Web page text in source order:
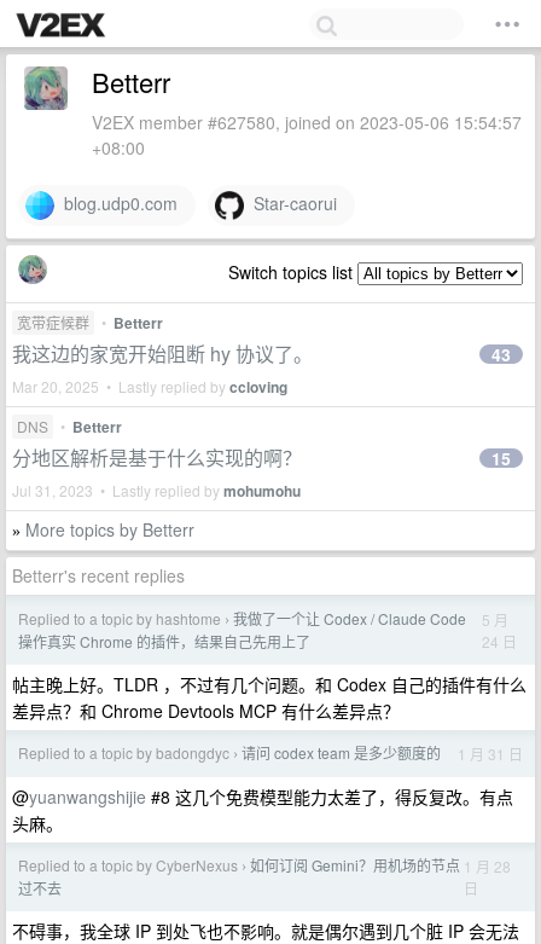
Betterr
V2EX member #627580, joined on 2023-05-06 15:54:57
+08:00
blog.udp0.com Star-caorui
Switch topics list
宽带症候群 • Betterr
我这边的家宽开始阻断 hy 协议了。
Mar 20, 2025 • Lastly replied byccloving
43
DNS • Betterr
分地区解析是基于什么实现的啊？
Jul 31, 2023 • Lastly replied bymohumohu
15
» More topics by Betterr
Betterr's recent replies
Replied to a topic by hashtome › 我做了一个让 Codex / Claude Code
操作真实 Chrome 的插件，结果自己先用上了
5 月
24 日
帖主晚上好。TLDR ，不过有几个问题。和 Codex 自己的插件有什么
差异点？和 Chrome Devtools MCP 有什么差异点？
Replied to a topic by badongdyc › 请问 codex team 是多少额度的 1 月 31 日
@yuanwangshijie #8 这几个免费模型能力太差了，得反复改。有点
头麻。
Replied to a topic by CyberNexus › 如何订阅 Gemini？用机场的节点
过不去
1 月 28
日
不碍事，我全球 IP 到处飞也不影响。就是偶尔遇到几个脏 IP 会无法